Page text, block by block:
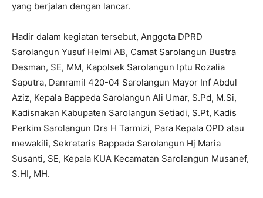
yang berjalan dengan lancar.
Hadir dalam kegiatan tersebut, Anggota DPRD
Sarolangun Yusuf Helmi AB, Camat Sarolangun Bustra
Desman, SE, MM, Kapolsek Sarolangun Iptu Rozalia
Saputra, Danramil 420-04 Sarolangun Mayor Inf Abdul
Aziz, Kepala Bappeda Sarolangun Ali Umar, S.Pd, M.Si,
Kadisnakan Kabupaten Sarolangun Setiadi, S.Pt, Kadis
Perkim Sarolangun Drs H Tarmizi, Para Kepala OPD atau
mewakili, Sekretaris Bappeda Sarolangun Hj Maria
Susanti, SE, Kepala KUA Kecamatan Sarolangun Musanef,
S.HI, MH.